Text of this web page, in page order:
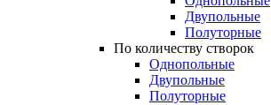
Двупольные
Полуторные
По количеству створок
Однопольные
Двупольные
Полуторные